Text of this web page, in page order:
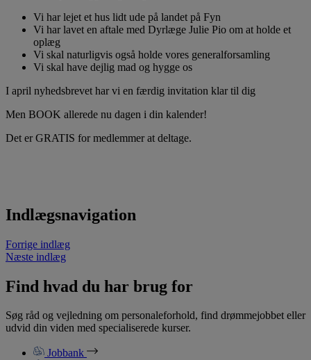
Vi har lejet et hus lidt ude på landet på Fyn
Vi har lavet en aftale med Dyrlæge Julie Pio om at holde et
oplæg
Vi skal naturligvis også holde vores generalforsamling
Vi skal have dejlig mad og hygge os
I april nyhedsbrevet har vi en færdig invitation klar til dig
Men BOOK allerede nu dagen i din kalender!
Det er GRATIS for medlemmer at deltage.
Indlægsnavigation
Forrige indlæg
Næste indlæg
Find hvad du har brug for
Søg råd og vejledning om personaleforhold, find drømmejobbet eller
udvid din viden med specialiserede kurser.
Jobbank